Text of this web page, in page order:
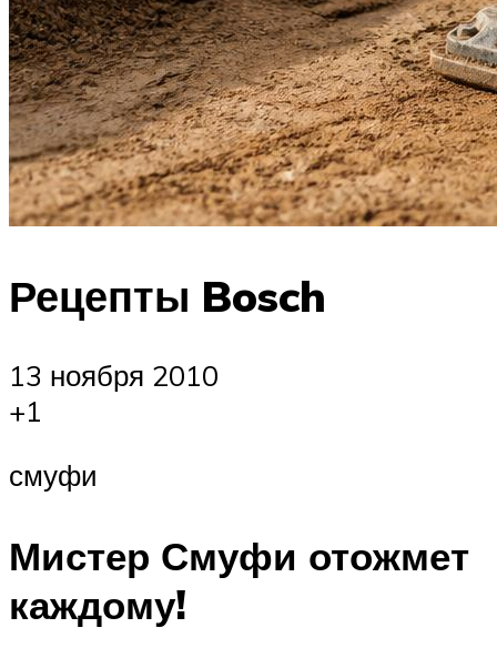
Рецепты Bosch
13 ноября 2010
+1
смуфи
Мистер Смуфи отожмет
каждому!